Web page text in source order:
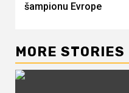
šampionu Evrope
MORE STORIES